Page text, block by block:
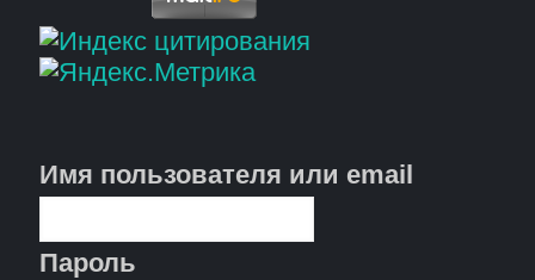
Имя пользователя или email
Пароль